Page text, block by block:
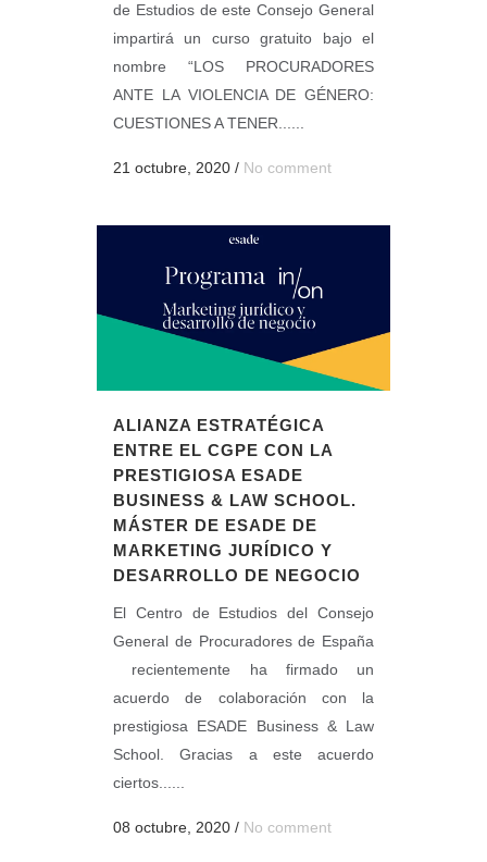
de Estudios de este Consejo General
impartirá un curso gratuito bajo el
nombre “LOS PROCURADORES
ANTE LA VIOLENCIA DE GÉNERO:
CUESTIONES A TENER......
21 octubre, 2020 / No comment
ALIANZA ESTRATÉGICA
ENTRE EL CGPE CON LA
PRESTIGIOSA ESADE
BUSINESS & LAW SCHOOL.
MÁSTER DE ESADE DE
MARKETING JURÍDICO Y
DESARROLLO DE NEGOCIO
El Centro de Estudios del Consejo
General de Procuradores de España
recientemente ha firmado un
acuerdo de colaboración con la
prestigiosa ESADE Business & Law
School. Gracias a este acuerdo
ciertos......
08 octubre, 2020 / No comment